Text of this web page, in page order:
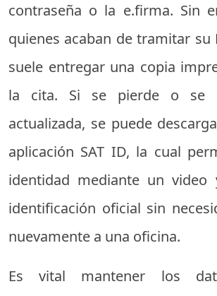
contraseña o la e.firma. Sin
quienes acaban de tramitar su
suele entregar una copia
la cita. Si se pierde o se
actualizada, se puede
aplicación SAT ID, la cual
identidad mediante un
identificación oficial sin
nuevamente a una oficina.
Es vital mantener los